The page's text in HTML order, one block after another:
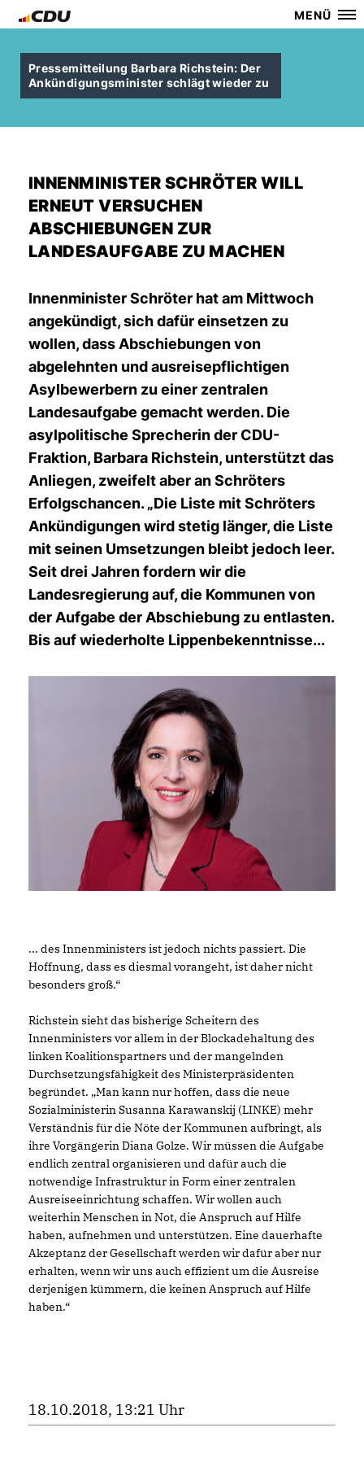
MENÜ
Pressemitteilung Barbara Richstein: Der
Ankündigungsminister schlägt wieder zu
INNENMINISTER SCHRÖTER WILL
ERNEUT VERSUCHEN
ABSCHIEBUNGEN ZUR
LANDESAUFGABE ZU MACHEN
Innenminister Schröter hat am Mittwoch
angekündigt, sich dafür einsetzen zu
wollen, dass Abschiebungen von
abgelehnten und ausreisepflichtigen
Asylbewerbern zu einer zentralen
Landesaufgabe gemacht werden. Die
asylpolitische Sprecherin der CDU-
Fraktion, Barbara Richstein, unterstützt das
Anliegen, zweifelt aber an Schröters
Erfolgschancen. „Die Liste mit Schröters
Ankündigungen wird stetig länger, die Liste
mit seinen Umsetzungen bleibt jedoch leer.
Seit drei Jahren fordern wir die
Landesregierung auf, die Kommunen von
der Aufgabe der Abschiebung zu entlasten.
Bis auf wiederholte Lippenbekenntnisse...
... des Innenministers ist jedoch nichts passiert. Die
Hoffnung, dass es diesmal vorangeht, ist daher nicht
besonders groß.“
Richstein sieht das bisherige Scheitern des
Innenministers vor allem in der Blockadehaltung des
linken Koalitionspartners und der mangelnden
Durchsetzungsfähigkeit des Ministerpräsidenten
begründet. „Man kann nur hoffen, dass die neue
Sozialministerin Susanna Karawanskij (LINKE) mehr
Verständnis für die Nöte der Kommunen aufbringt, als
ihre Vorgängerin Diana Golze. Wir müssen die Aufgabe
endlich zentral organisieren und dafür auch die
notwendige Infrastruktur in Form einer zentralen
Ausreiseeinrichtung schaffen. Wir wollen auch
weiterhin Menschen in Not, die Anspruch auf Hilfe
haben, aufnehmen und unterstützen. Eine dauerhafte
Akzeptanz der Gesellschaft werden wir dafür aber nur
erhalten, wenn wir uns auch effizient um die Ausreise
derjenigen kümmern, die keinen Anspruch auf Hilfe
haben.“
18.10.2018, 13:21 Uhr